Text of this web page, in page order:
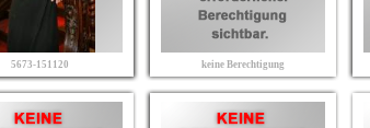
5673-151120 keine Berechtigung